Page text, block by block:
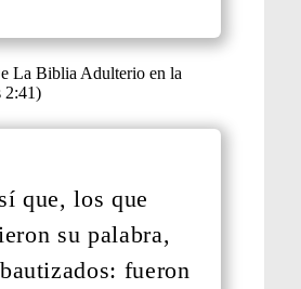
que, los que
su palabra,
fueron